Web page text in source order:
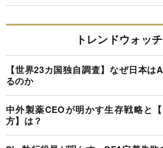
トレンドウォッチ
【世界23カ国独自調査】なぜ日本
るのか
中外製薬CEOが明かす生存戦略と
方】は？